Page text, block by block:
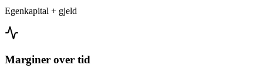
Egenkapital + gjeld
Marginer over tid